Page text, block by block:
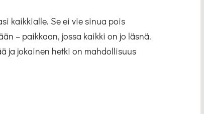
kaikkialle. Se ei vie sinua pois
– paikkaan, jossa kaikki on jo läsnä.
ja jokainen hetki on mahdollisuus